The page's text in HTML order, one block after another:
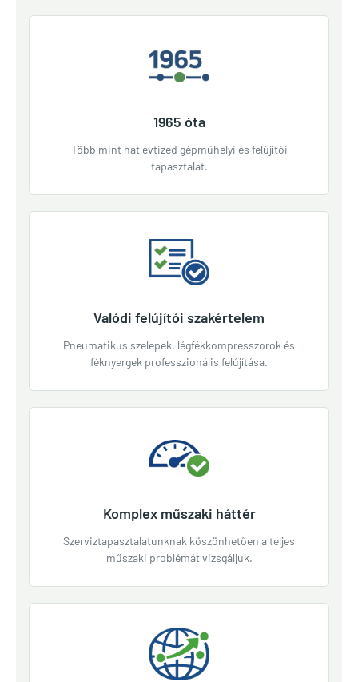
1965 óta
Több mint hat évtized gépműhelyi és felújítói
tapasztalat.
Valódi felújítói szakértelem
Pneumatikus szelepek, légfékkompresszorok és
féknyergek professzionális felújítása.
Komplex műszaki háttér
Szerviztapasztalatunknak köszönhetően a teljes
műszaki problémát vizsgáljuk.